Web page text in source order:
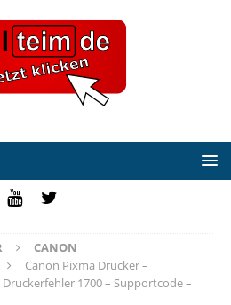
CANON
Canon Pixma Drucker –
1700 – Supportcode –